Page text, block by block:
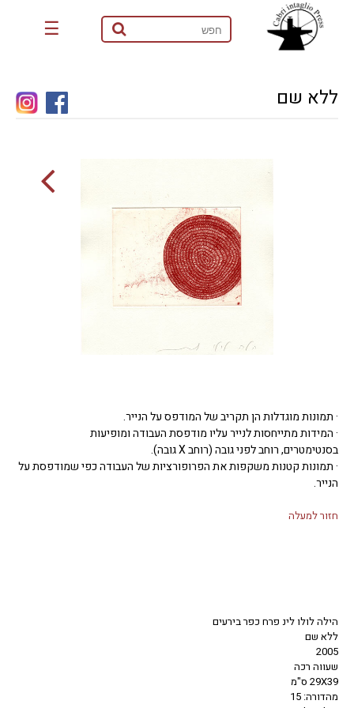
☰
ללא שם
· תמונות מוגדלות הן תקריב של המודפס על הנייר.
· המידות מתייחסות לנייר עליו מודפסת העבודה ומופיעות
בסנטימטרים, רוחב לפני גובה (רוחב X גובה).
· תמונות קטנות משקפות את הפרופורציות של העבודה כפי שמודפסת על
הנייר.
חזור למעלה
הילה לולו לינ פרח כפר בירעים
ללא שם
2005
שעווה רכה
29X39 ס"מ
מהדורה: 15